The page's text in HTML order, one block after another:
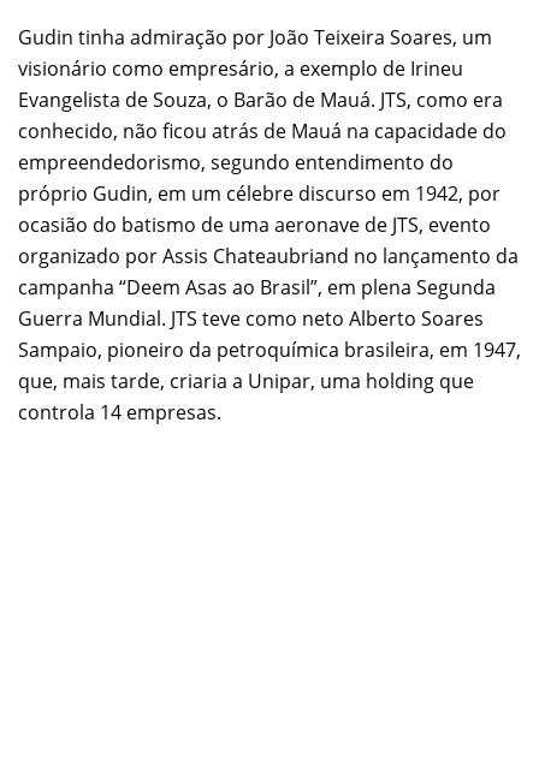
Gudin tinha admiração por João Teixeira Soares, um
visionário como empresário, a exemplo de Irineu
Evangelista de Souza, o Barão de Mauá. JTS, como era
conhecido, não ficou atrás de Mauá na capacidade do
empreendedorismo, segundo entendimento do
próprio Gudin, em um célebre discurso em 1942, por
ocasião do batismo de uma aeronave de JTS, evento
organizado por Assis Chateaubriand no lançamento da
campanha “Deem Asas ao Brasil”, em plena Segunda
Guerra Mundial. JTS teve como neto Alberto Soares
Sampaio, pioneiro da petroquímica brasileira, em 1947,
que, mais tarde, criaria a Unipar, uma holding que
controla 14 empresas.